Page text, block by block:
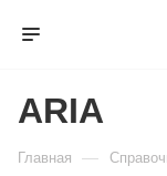
ARIA
Главная —